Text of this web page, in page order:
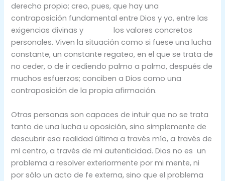
derecho propio; creo, pues, que hay una
contraposición fundamental entre Dios y yo, entre las
exigencias divinas y los valores concretos
personales. Viven la situación como si fuese una lucha
constante, un constante regateo, en el que se trata de
no ceder, o de ir cediendo palmo a palmo, después de
muchos esfuerzos; conciben a Dios como una
contraposición de la propia afirmación.
Otras personas son capaces de intuir que no se trata
tanto de una lucha u oposición, sino simplemente de
descubrir esa realidad última a través mío, a través de
mi centro, a través de mi autenticidad. Dios no es un
problema a resolver exteriormente por mi mente, ni
por sólo un acto de fe externa, sino que el problema